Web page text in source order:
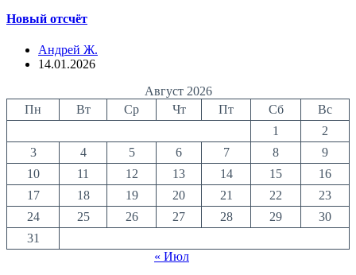
Новый отсчёт
Андрей Ж.
14.01.2026
Август 2026
Пн
Вт Ср Чт Пт Сб
Вс
1
2
3
4 5 6 7 8
9
10
11 12 13 14 15
16
17
18 19 20 21 22
23
24
25 26 27 28 29
30
31
« Июл